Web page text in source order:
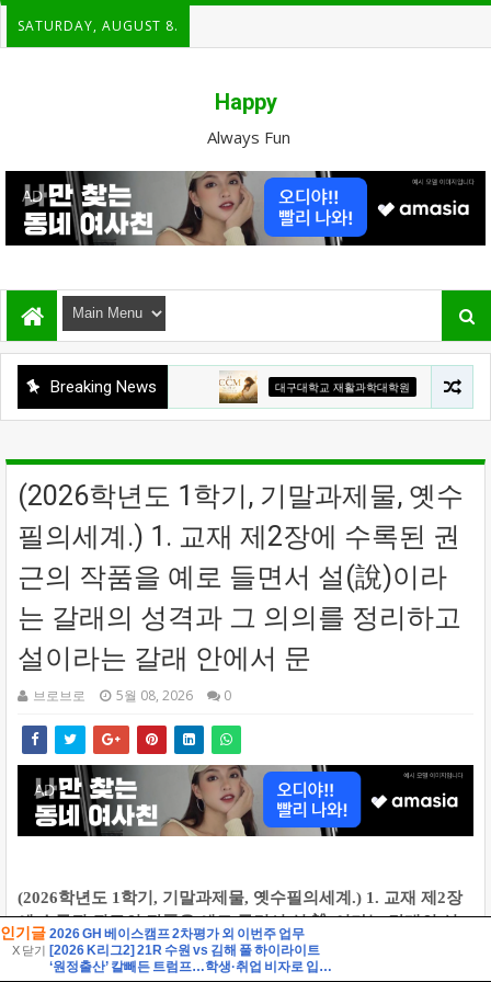
인기글
X 닫기
2026 GH 베이스캠프 2차평가 외 이번주 업무
[2026 K리그2] 21R 수원 vs 김해 풀 하이라이트
‘원정출산’ 칼빼든 트럼프…학생·취업 비자로 입국해도 해당